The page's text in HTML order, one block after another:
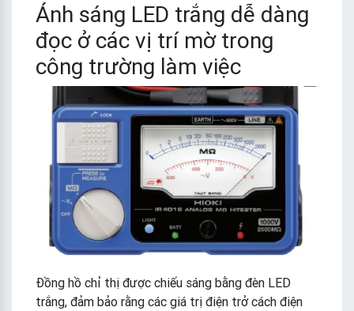
Ánh sáng LED trắng dễ dàng
đọc ở các vị trí mờ trong
công trường làm việc
Đồng hồ chỉ thị được chiếu sáng bằng đèn LED
trắng, đảm bảo rằng các giá trị điện trở cách điện